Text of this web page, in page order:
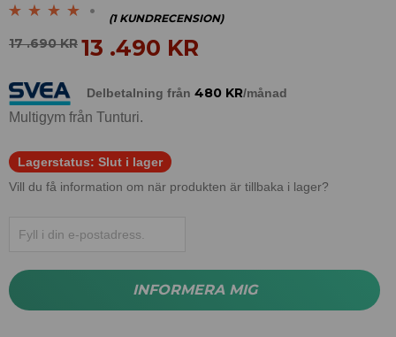
på
kundrecension
(1KUNDRECENSION)
17 .690KR 13 .490 KR
Delbetalning från 480 KR/månad
Multigym från Tunturi.
Lagerstatus: Slut i lager
Vill du få information om när produkten är tillbaka i lager?
INFORMERA MIG